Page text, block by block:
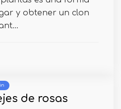
y obtener un clon
de rosas